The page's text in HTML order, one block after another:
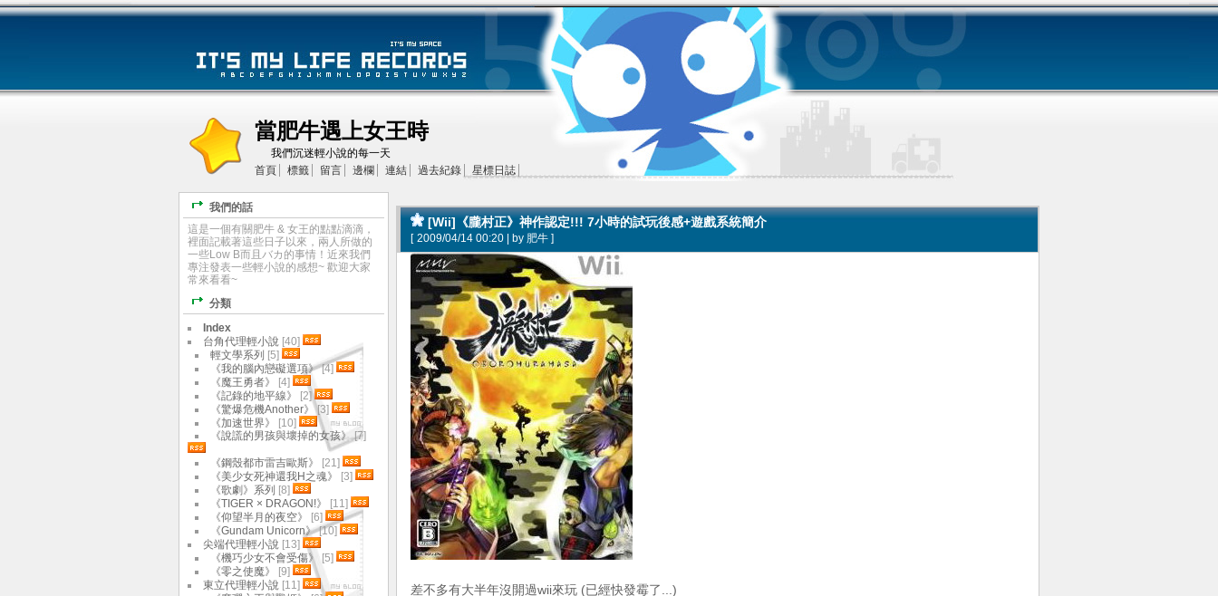
當肥牛遇上女王時
我們沉迷輕小說的每一天
首頁
標籤 留言 邊欄 連結 過去紀錄 星標日誌
[Wii]《朧村正》神作認定!!! 7小時的試玩後感+遊戲系統簡介
[ 2009/04/14 00:20 | by 肥牛 ]
差不多有大半年沒開過wii來玩 (已經快發霉了...)
我們的話
這是一個有關肥牛 & 女王的點點滴滴，
裡面記載著這些日子以來，兩人所做的
一些Low B而且バカ的事情！近來我們
專注發表一些輕小說的感想~ 歡迎大家
常來看看~
分類
Index
台角代理輕小說 [40]
輕文學系列 [5]
《我的腦內戀礙選項》[4]
《魔王勇者》
[4]
《記錄的地平線》
[2]
《驚爆危機Another》[3]
《加速世界》
[10]
《說謊的男孩與壞掉的女孩》[7]
《鋼殼都市雷吉歐斯》
[21]
《美少女死神還我H之魂》
[3]
《歌劇》系列 [8]
《TIGER × DRAGON!》
[11]
《仰望半月的夜空》
[6]
《Gundam Unicorn》[10]
尖端代理輕小說 [13]
《機巧少女不會受傷》
[5]
《零之使魔》
[9]
東立代理輕小說 [11]